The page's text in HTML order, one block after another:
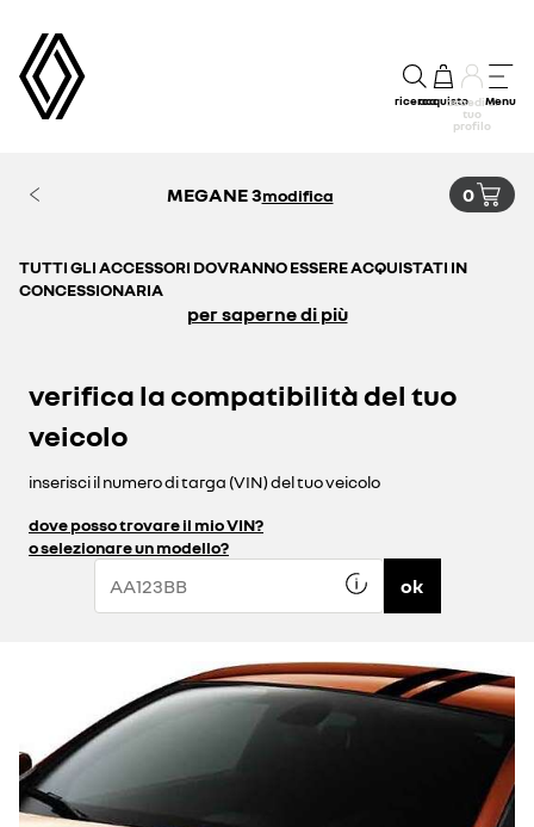
ricercaacquistoaccedi al
tuo
profilo
Menu
MEGANE 3modifica 0
TUTTI GLI ACCESSORI DOVRANNO ESSERE ACQUISTATI IN
CONCESSIONARIA
per saperne di più
verifica la compatibilità del tuo
veicolo
inserisci il numero di targa (VIN) del tuo veicolo
dove posso trovare il mio VIN?
o selezionare un modello?
ok